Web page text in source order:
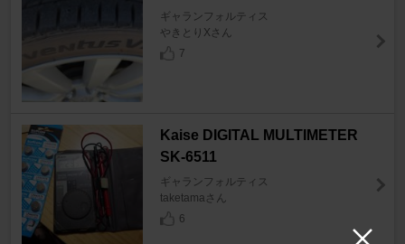
ギャランフォルティス
やきとりXさん
7
Kaise DIGITAL MULTIMETER
SK-6511
ギャランフォルティス
taketamaさん
6